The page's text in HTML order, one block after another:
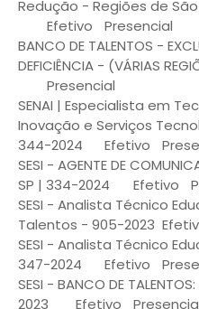
Redução - Regiões de São
Efetivo
Presencial
BANCO DE TALENTOS -
DEFICIÊNCIA - (VÁRIAS
Presencial
SENAI | Especialista em
Inovação e Serviços
344-2024
Efetivo
SESI - AGENTE DE
SP | 334-2024
Efetivo
SESI - Analista Técnico
Talentos - 905-2023
SESI - Analista Técnico
347-2024
Efetivo
SESI - BANCO DE
2023
Efetivo